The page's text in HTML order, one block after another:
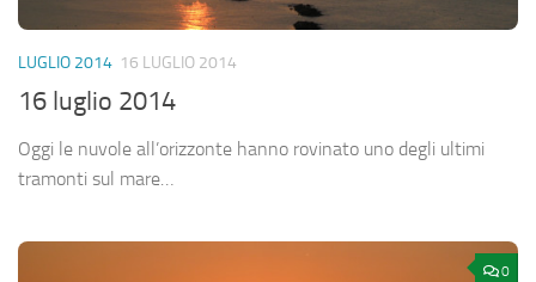
LUGLIO 2014 16 LUGLIO 2014
16 luglio 2014
Oggi le nuvole all’orizzonte hanno rovinato uno degli ultimi
tramonti sul mare…
0